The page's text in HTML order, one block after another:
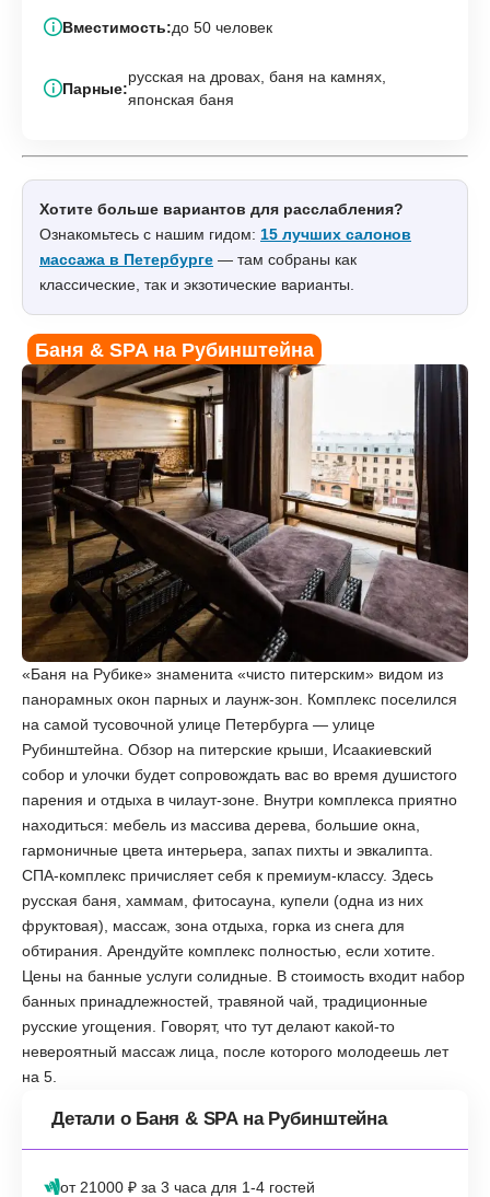
Вместимость:до 50 человек
Парные:
русская на дровах, баня на камнях,
японская баня
Хотите больше вариантов для расслабления?
Ознакомьтесь с нашим гидом: 15 лучших салонов
массажа в Петербурге — там собраны как
классические, так и экзотические варианты.
Баня & SPA на Рубинштейна
«‎Баня на Рубике» знаменита «‎чисто питерским» видом из
панорамных окон парных и лаунж-зон. Комплекс поселился
на самой тусовочной улице Петербурга — улице
Рубинштейна. Обзор на питерские крыши, Исаакиевский
собор и улочки будет сопровождать вас во время душистого
парения и отдыха в чилаут-зоне. Внутри комплекса приятно
находиться: мебель из массива дерева, большие окна,
гармоничные цвета интерьера, запах пихты и эвкалипта.
СПА-комплекс причисляет себя к премиум-классу. Здесь
русская баня, хаммам, фитосауна, купели (одна из них
фруктовая), массаж, зона отдыха, горка из снега для
обтирания. Арендуйте комплекс полностью, если хотите.
Цены на банные услуги солидные. В стоимость входит набор
банных принадлежностей, травяной чай, традиционные
русские угощения. Говорят, что тут делают какой-то
невероятный массаж лица, после которого молодеешь лет
на 5.
Детали о Баня & SPA на Рубинштейна
от 21000 ₽ за 3 часа для 1-4 гостей